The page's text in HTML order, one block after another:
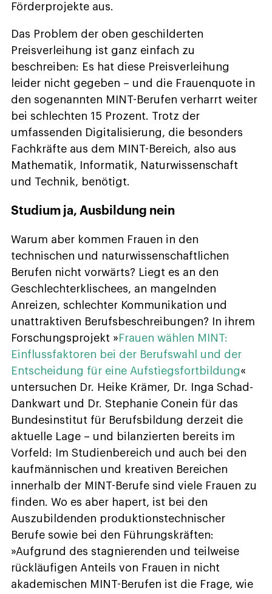
Förderprojekte aus.
Das Problem der oben geschilderten
Preisverleihung ist ganz einfach zu
beschreiben: Es hat diese Preisverleihung
leider nicht gegeben – und die Frauenquote in
den sogenannten MINT-Berufen verharrt weiter
bei schlechten 15 Prozent. Trotz der
umfassenden Digitalisierung, die besonders
Fachkräfte aus dem MINT-Bereich, also aus
Mathematik, Informatik, Naturwissenschaft
und Technik, benötigt.
Studium ja, Ausbildung nein
Warum aber kommen Frauen in den
technischen und naturwissenschaftlichen
Berufen nicht vorwärts? Liegt es an den
Geschlechterklischees, an mangelnden
Anreizen, schlechter Kommunikation und
unattraktiven Berufsbeschreibungen? In ihrem
Forschungsprojekt » Frauen wählen MINT:
Einflussfaktoren bei der Berufswahl und der
Entscheidung für eine Aufstiegsfortbildung«
untersuchen Dr. Heike Krämer, Dr. Inga Schad-
Dankwart und Dr. Stephanie Conein für das
Bundesinstitut für Berufsbildung derzeit die
aktuelle Lage – und bilanzierten bereits im
Vorfeld: Im Studienbereich und auch bei den
kaufmännischen und kreativen Bereichen
innerhalb der MINT-Berufe sind viele Frauen zu
finden. Wo es aber hapert, ist bei den
Auszubildenden produktionstechnischer
Berufe sowie bei den Führungskräften:
»Aufgrund des stagnierenden und teilweise
rückläufigen Anteils von Frauen in nicht
akademischen MINT-Berufen ist die Frage, wie